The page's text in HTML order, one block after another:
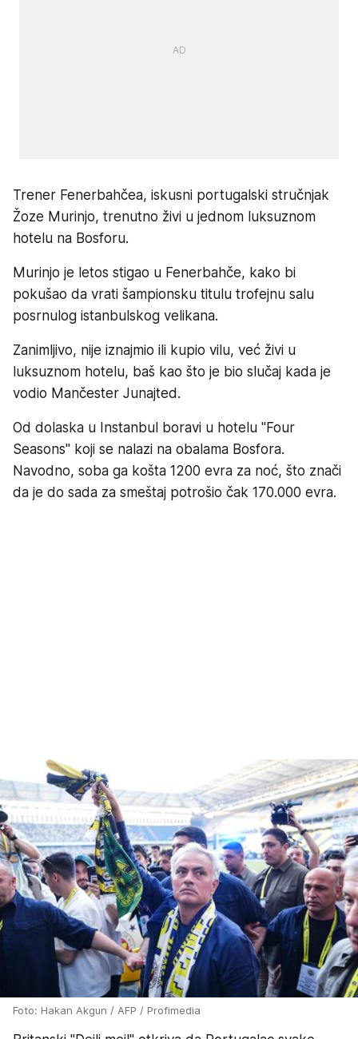
Trener Fenerbahčea, iskusni portugalski stručnjak
Žoze Murinjo, trenutno živi u jednom luksuznom
hotelu na Bosforu.
Murinjo je letos stigao u Fenerbahče, kako bi
pokušao da vrati šampionsku titulu trofejnu salu
posrnulog istanbulskog velikana.
Zanimljivo, nije iznajmio ili kupio vilu, već živi u
luksuznom hotelu, baš kao što je bio slučaj kada je
vodio Mančester Junajted.
Od dolaska u Instanbul boravi u hotelu "Four
Seasons" koji se nalazi na obalama Bosfora.
Navodno, soba ga košta 1200 evra za noć, što znači
da je do sada za smeštaj potrošio čak 170.000 evra.
Foto: Hakan Akgun / AFP / Profimedia